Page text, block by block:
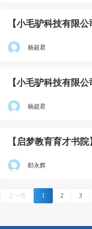
【小毛驴科技有限
杨超君
【小毛驴科技有限
杨超君
【启梦教育育才书
郄永辉
上一页 1 2 3